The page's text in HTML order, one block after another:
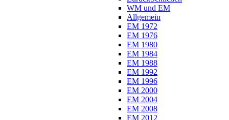
WM und EM
Allgemein
EM 1972
EM 1976
EM 1980
EM 1984
EM 1988
EM 1992
EM 1996
EM 2000
EM 2004
EM 2008
EM 2012